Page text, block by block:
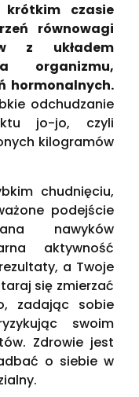
czasie
równowagi
z układem
organizmu,
hormonalnych.
odchudzanie
jo-jo, czyli
kilogramów
chudnięciu,
podejście
nawyków
aktywność
a Twoje
się zmierzać
zadając sobie
swoim
Zdrowie jest
o siebie w